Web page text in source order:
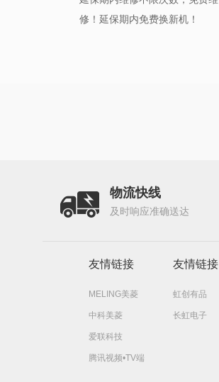
修！延保期内免费换新机！
物流快线
及时响应准确送达
友情链接
MELING美菱
中科美菱
爱联科技
腾讯视频•TV端
友情链接
虹创有品
长虹电子